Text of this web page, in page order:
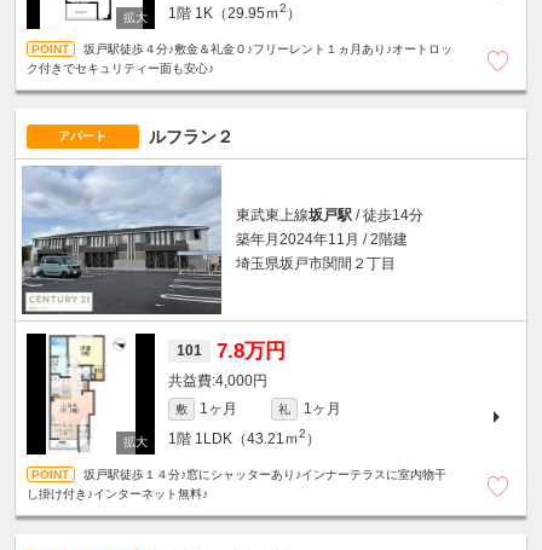
1階 1K（29.95ｍ2 ）
坂戸駅徒歩４分♪敷金＆礼金０♪フリーレント１ヵ月あり♪オートロッ
ク付きでセキュリティー面も安心♪
アパート ルフラン２
東武東上線坂戸駅 / 徒歩14分
築年月2024年11月 / 2階建
埼玉県坂戸市関間２丁目
101 7.8万円
4,000円
敷 1ヶ月 礼
1ヶ月
1階 1LDK（43.21ｍ2 ）
坂戸駅徒歩１４分♪窓にシャッターあり♪インナーテラスに室内物干
し掛け付き♪インターネット無料♪